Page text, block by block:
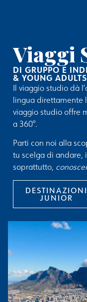
Viaggi
DI GRUPPO E
& YOUNG
Il viaggio studio dà
lingua direttamente
viaggio studio offre
a 360°.
Parti con noi alla
tu scelga di andare,
soprattutto,
DESTINAZIONI
JUNIOR